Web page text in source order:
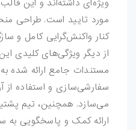
ترفند-فتوشاپ
ترفند-افترافکت
ترفند-پریمیر
ترفند-ایلوستریتور
مورد تایید است. طراحی
کنار واکنش‌گرایی کامل و
از دیگر ویژگی‌های کلیدی
سفارشی‌سازی و استفاده از
ارائه کمک و پاسخگویی به